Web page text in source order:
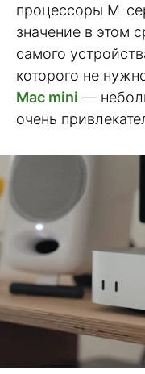
процессоры M-
значение в этом
самого
которого не
Mac mini —
очень